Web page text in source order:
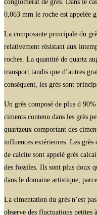
conglomérat de grès. Dans le
0,063 mm le roche est appelée
La composante principale du
relativement résistant aux
roches. La quantité de quartz
transport tandis que d’autres
conséquent, les grès sont
Un grès composé de plus d
ciments contenu dans les grès
quartzeux comportant des
influences extérieures. Les
de calcite sont appelé grès
des fossiles. Ils sont plus doux
dans le domaine artistique,
La cimentation du grès n’est
observe des fluctuations petites